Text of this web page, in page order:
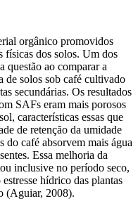
orgânico promovidos
físicas dos solos. Um dos
questão ao comparar a
de solos sob café cultivado
secundárias. Os resultados
SAFs eram mais porosos
características essas que
de retenção da umidade
do café absorvem mais água
Essa melhoria da
inclusive no período seco,
hídrico das plantas
(Aguiar, 2008).